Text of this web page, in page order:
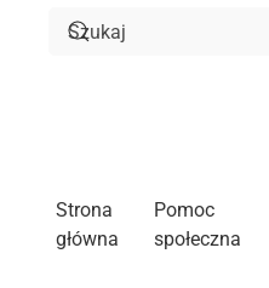
Strona
główna
Pomoc
społeczna